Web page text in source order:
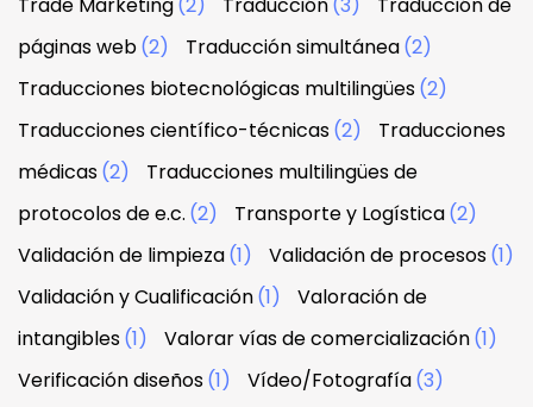
páginas web(2) Traducción simultánea(2)
Traducciones biotecnológicas multilingües(2)
Traducciones científico-técnicas(2)
Traducciones
médicas(2)
Traducciones multilingües de
protocolos de e.c. (2) Transporte y Logística(2)
Validación de limpieza(1) Validación de procesos(1)
Validación y Cualificación(1)
Valoración de
intangibles(1) Valorar vías de comercialización(1)
Verificación diseños(1) Vídeo/Fotografía(3)